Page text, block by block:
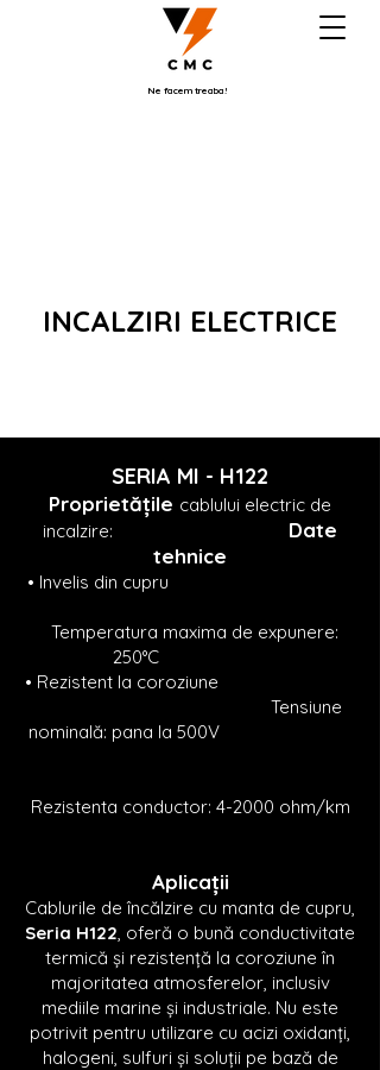
Ne facem treaba!
INCALZIRI ELECTRICE
SERIA MI - H122
Proprietățile cablului electric de
incalzire:
Date
tehnice
• Invelis din cupru
Temperatura maxima de expunere:
250°C
• Rezistent la coroziune
Tensiune
nominală: pana la 500V
Rezistenta conductor: 4-2000 ohm/km
Aplicații
Cablurile de încălzire cu manta de cupru,
Seria H122, oferă o bună conductivitate
termică și rezistență la coroziune în
majoritatea atmosferelor, inclusiv
mediile marine și industriale. Nu este
potrivit pentru utilizare cu acizi oxidanți,
halogeni, sulfuri și soluții pe bază de